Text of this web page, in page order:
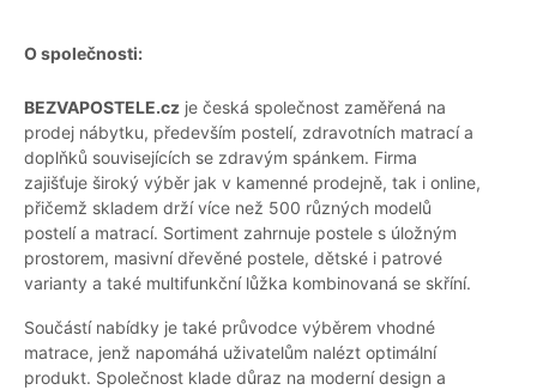
O společnosti:
BEZVAPOSTELE.cz je česká společnost zaměřená na
prodej nábytku, především postelí, zdravotních matrací a
doplňků souvisejících se zdravým spánkem. Firma
zajišťuje široký výběr jak v kamenné prodejně, tak i online,
přičemž skladem drží více než 500 různých modelů
postelí a matrací. Sortiment zahrnuje postele s úložným
prostorem, masivní dřevěné postele, dětské i patrové
varianty a také multifunkční lůžka kombinovaná se skříní.
Součástí nabídky je také průvodce výběrem vhodné
matrace, jenž napomáhá uživatelům nalézt optimální
produkt. Společnost klade důraz na moderní design a